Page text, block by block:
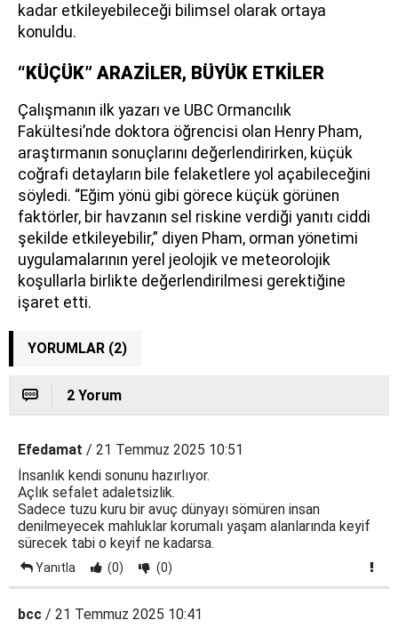
kadar etkileyebileceği bilimsel olarak ortaya
konuldu.
“KÜÇÜK” ARAZİLER, BÜYÜK ETKİLER
Çalışmanın ilk yazarı ve UBC Ormancılık
Fakültesi’nde doktora öğrencisi olan Henry Pham,
araştırmanın sonuçlarını değerlendirirken, küçük
coğrafi detayların bile felaketlere yol açabileceğini
söyledi. “Eğim yönü gibi görece küçük görünen
faktörler, bir havzanın sel riskine verdiği yanıtı ciddi
şekilde etkileyebilir,” diyen Pham, orman yönetimi
uygulamalarının yerel jeolojik ve meteorolojik
koşullarla birlikte değerlendirilmesi gerektiğine
işaret etti.
YORUMLAR (2)
2 Yorum
Efedamat / 21 Temmuz 2025 10:51
İnsanlık kendi sonunu hazırlıyor.
Açlık sefalet adaletsizlik.
Sadece tuzu kuru bir avuç dünyayı sömüren insan
denilmeyecek mahluklar korumalı yaşam alanlarında keyif
sürecek tabi o keyif ne kadarsa.
Yanıtla (0) (0)
bcc / 21 Temmuz 2025 10:41